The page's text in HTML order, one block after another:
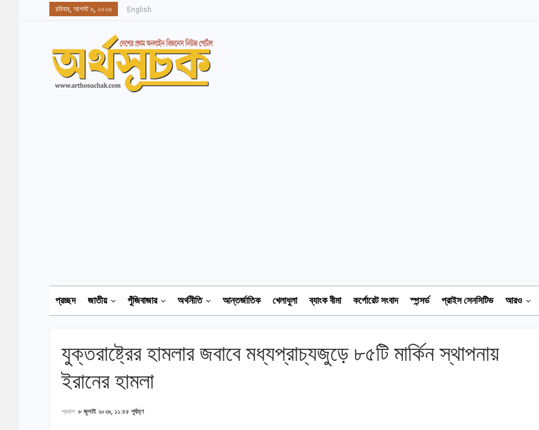
রবিবার, আগস্ট ৯, ২০২৬ English
প্রচ্ছদ জাতীয় পুঁজিবাজার অর্থনীতি আন্তর্জাতিক খেলাধুলা ব্যাংক বীমা কর্পোরেট সংবাদ স্পন্সর্ড প্রাইস সেনসিটিভ আরও
যুক্তরাষ্ট্রের হামলার জবাবে মধ্যপ্রাচ্যজুড়ে ৮৫টি মার্কিন স্থাপনায়
ইরানের হামলা
প্রকাশ ৮ জুলাই ২০২৬, ১১:৫৫ পূর্বাহ্ণ